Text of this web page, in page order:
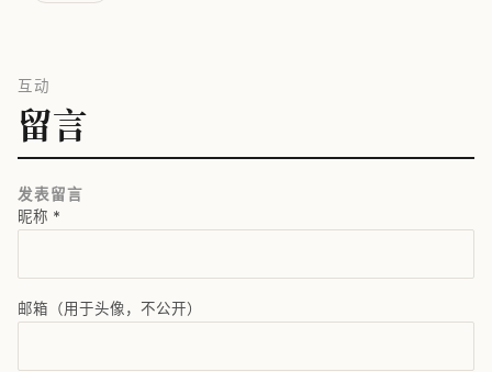
互动
留言
发表留言
昵称 *
邮箱（用于头像，不公开）